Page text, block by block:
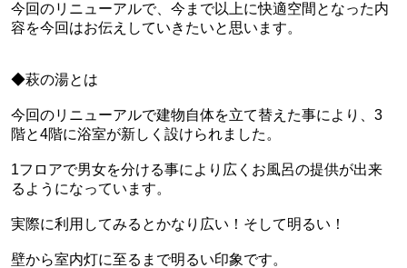
今回のリニューアルで、今まで以上に快適空間となった内
容を今回はお伝えしていきたいと思います。
◆萩の湯とは
今回のリニューアルで建物自体を立て替えた事により、3
階と4階に浴室が新しく設けられました。
1フロアで男女を分ける事により広くお風呂の提供が出来
るようになっています。
実際に利用してみるとかなり広い！そして明るい！
壁から室内灯に至るまで明るい印象です。